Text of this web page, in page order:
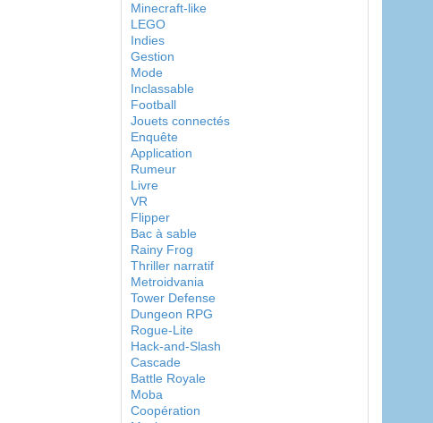
Minecraft-like
LEGO
Indies
Gestion
Mode
Inclassable
Football
Jouets connectés
Enquête
Application
Rumeur
Livre
VR
Flipper
Bac à sable
Rainy Frog
Thriller narratif
Metroidvania
Tower Defense
Dungeon RPG
Rogue-Lite
Hack-and-Slash
Cascade
Battle Royale
Moba
Coopération